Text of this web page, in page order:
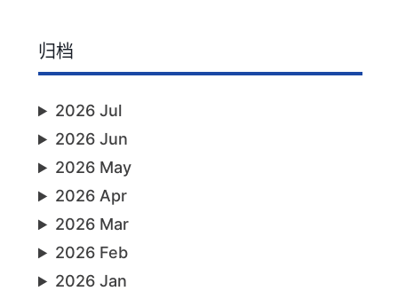
归档
2026 Jul
2026 Jun
2026 May
2026 Apr
2026 Mar
2026 Feb
2026 Jan